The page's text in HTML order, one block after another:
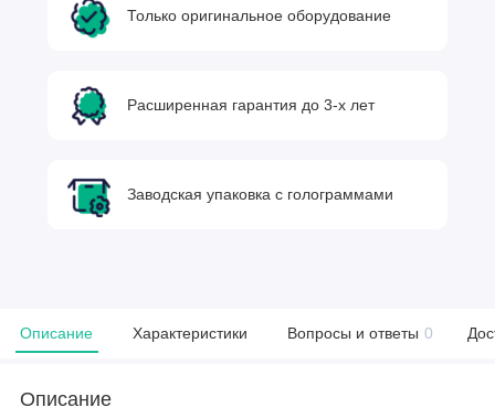
Только оригинальное оборудование
Расширенная гарантия до 3-х лет
Заводская упаковка с голограммами
Описание Характеристики Вопросы и ответы 0
Описание